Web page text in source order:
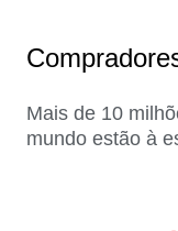
Mais de 10
mundo estão à